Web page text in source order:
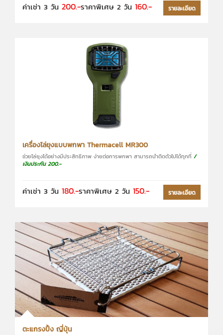
ค่าเช่า 3 วัน 200.-ราคาพิเศษ 2 วัน 160.- รายละเอียด
เครื่องไล่ยุงแบบพกพา Thermacell MR300
ช่วยไล่ยุงได้อย่างมีประสิทธิภาพ ง่ายต่อการพกพา สามารถนำติดตัวไปได้ทุกที่ /
เงินประกัน 200.-
ค่าเช่า 3 วัน 180.-ราคาพิเศษ 2 วัน 150.- รายละเอียด
ตะแกรงปิ้ง ญี่ปุ่น